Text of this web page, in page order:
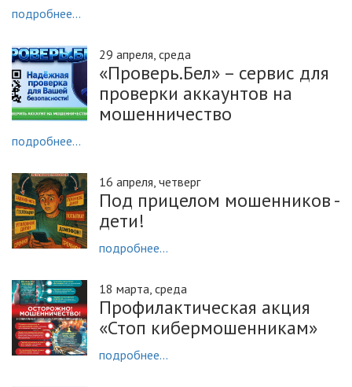
подробнее...
29 апреля, среда
«Проверь.Бел» – сервис для
проверки аккаунтов на
мошенничество
подробнее...
16 апреля, четверг
Под прицелом мошенников -
дети!
подробнее...
18 марта, среда
Профилактическая акция
«Стоп кибермошенникам»
подробнее...